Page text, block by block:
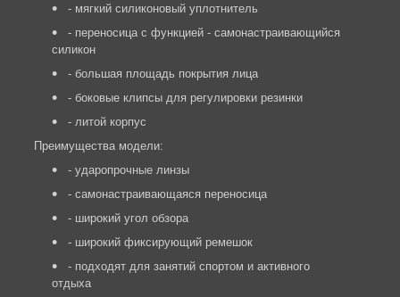
- мягкий силиконовый уплотнитель
- переносица с функцией - самонастраивающийся
силикон
- большая площадь покрытия лица
- боковые клипсы для регулировки резинки
- литой корпус
Преимущества модели:
- ударопрочные линзы
- самонастраивающаяся переносица
- широкий угол обзора
- широкий фиксирующий ремешок
- подходят для занятий спортом и активного
отдыха